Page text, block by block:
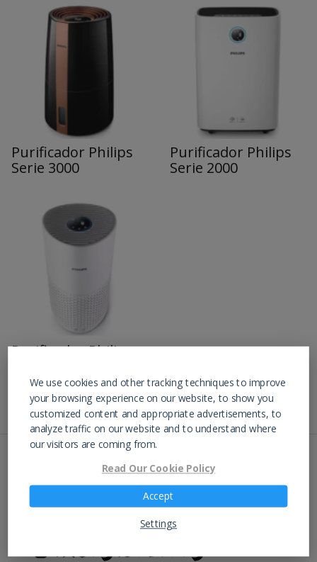
Purificador Philips
Serie 3000
Purificador Philips
Serie 2000
Purificador Philips
¿Tienes alguna consulta o
recomendación?
¡Hablemos!
We use cookies and other tracking techniques to improve
your browsing experience on our website, to show you
customized content and appropriate advertisements, to
analyze traffic on our website and to understand where
our visitors are coming from.
Read Our Cookie Policy
Accept
Settings